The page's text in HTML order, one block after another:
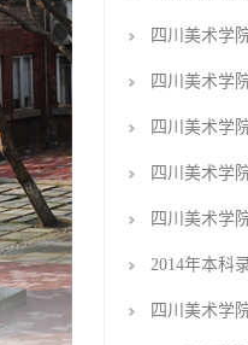
四川美术学
四川美术学
四川美术学
四川美术学
四川美术学
2014年本科
四川美术学